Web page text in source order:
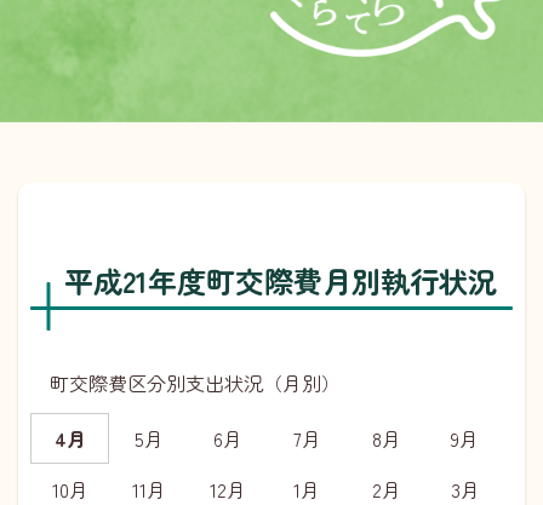
平成21年度町交際費月別執行状況
町交際費区分別支出状況（月別）
4月
5月 6月 7月 8月
9月
10月
11月 12月 1月 2月
3月